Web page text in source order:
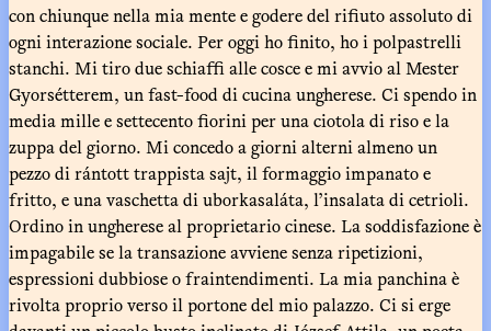
con chiunque nella mia mente e godere del rifiuto assoluto di
ogni interazione sociale. Per oggi ho finito, ho i polpastrelli
stanchi. Mi tiro due schiaffi alle cosce e mi avvio al Mester
Gyorsétterem, un fast-food di cucina ungherese. Ci spendo in
media mille e settecento fiorini per una ciotola di riso e la
zuppa del giorno. Mi concedo a giorni alterni almeno un
pezzo di rántott trappista sajt, il formaggio impanato e
fritto, e una vaschetta di uborkasaláta, l’insalata di cetrioli.
Ordino in ungherese al proprietario cinese. La soddisfazione è
impagabile se la transazione avviene senza ripetizioni,
espressioni dubbiose o fraintendimenti. La mia panchina è
rivolta proprio verso il portone del mio palazzo. Ci si erge